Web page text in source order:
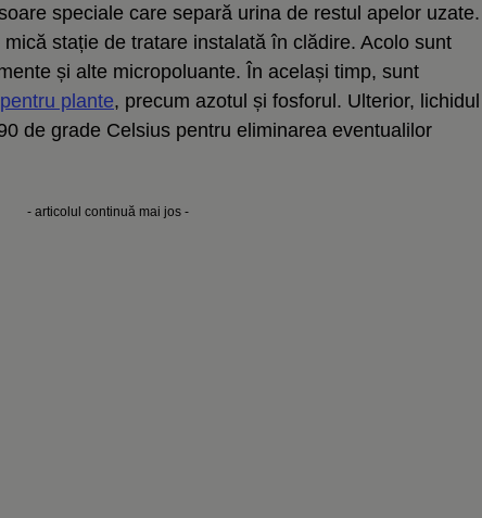
speciale care separă urina de restul apelor uzate.
stație de tratare instalată în clădire. Acolo sunt
și alte micropoluante. În același timp, sunt
plante, precum azotul și fosforul. Ulterior, lichidul
de grade Celsius pentru eliminarea eventualilor
- articolul continuă mai jos -